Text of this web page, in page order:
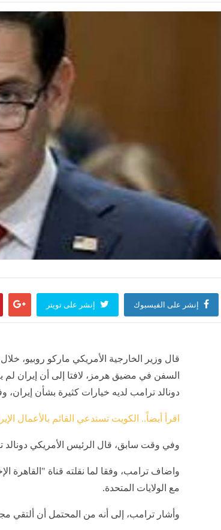
إنشر على الفيسبوك إنشر على تويتر
قال وزير الخارجية الأمريكي ماركو روبيو،
السفن في مضيق هرمز، لافتا إلى أن إيران
دونالد ترامب لديه خيارات كثيرة بشأن إيران،
اقرأ أيضاً.. الكويت تستدعي القائم بالأعمال الإيراني وتُمهل
وفي وقت سابق، قال الرئيس الأمريكي
واضاف ترامب، وفقا لما نقلته قناة "القاهرة
مع الولايات المتحدة.
وأشار ترامب، إلى أنه من المحتمل أن ألتقي